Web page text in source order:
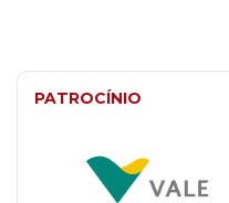
PATROCÍNIO